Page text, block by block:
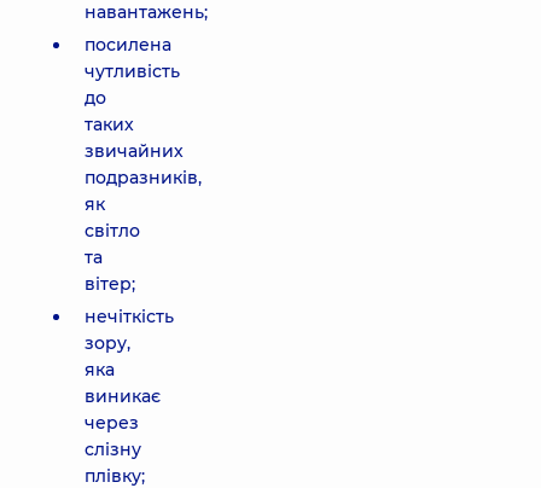
навантажень;
посилена
чутливість
до
таких
звичайних
подразників,
як
світло
та
вітер;
нечіткість
зору,
яка
виникає
через
слізну
плівку;